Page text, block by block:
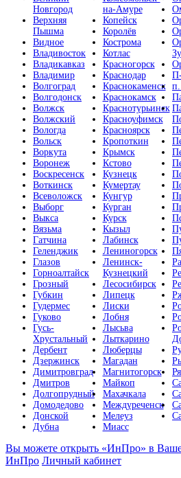
Новгород
Верхняя
Пышма
Видное
Владивосток
Владикавказ
Владимир
Волгоград
Волгодонск
Волжск
Волжский
Вологда
Вольск
Воркута
Воронеж
Воскресенск
Воткинск
Всеволожск
Выборг
Выкса
Вязьма
Гатчина
Геленджик
Глазов
Горноалтайск
Грозный
Губкин
Гудермес
Гуково
Гусь-
Хрустальный
Дербент
Дзержинск
Димитровград
Дмитров
Долгопрудный
Домодедово
Донской
Дубна
на-Амуре
Копейск
Королёв
Кострома
Котлас
Красногорск
Краснодар
Краснокаменск
Краснокамск
Краснотурьинск
Красноуфимск
Красноярск
Кропоткин
Крымск
Кстово
Кузнецк
Кумертау
Кунгур
Курган
Курск
Кызыл
Лабинск
Лениногорск
Ленинск-
Кузнецкий
Лесосибирск
Липецк
Лиски
Лобня
Лысьва
Лыткарино
Люберцы
Магадан
Магнитогорск
Майкоп
Махачкала
Междуреченск
Мелеуз
Миасс
п.
Вы можете открыть «ИнПро» в
ИнПро Личный кабинет